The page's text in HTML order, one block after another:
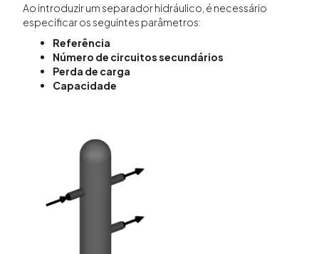
Ao introduzir um separador hidráulico, é necessário
especificar os seguintes parâmetros:
Referência
Número de circuitos secundários
Perda de carga
Capacidade